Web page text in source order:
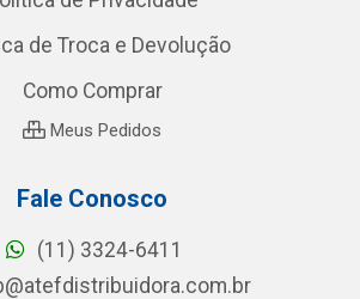
de Troca e Devolução
Como Comprar
Meus Pedidos
Fale Conosco
(11) 3324-6411